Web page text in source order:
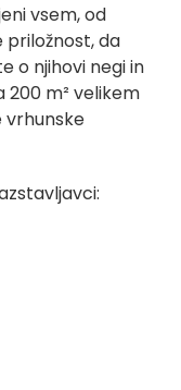
vsem, od
priložnost, da
o njihovi negi in
200 m² velikem
vrhunske